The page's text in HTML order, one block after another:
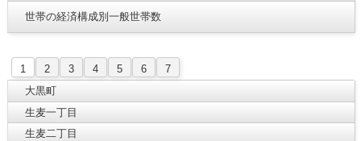
世帯の経済構成別一般世帯数
1 2 3 4 5 6
7
大黒町
生麦一丁目
生麦二丁目